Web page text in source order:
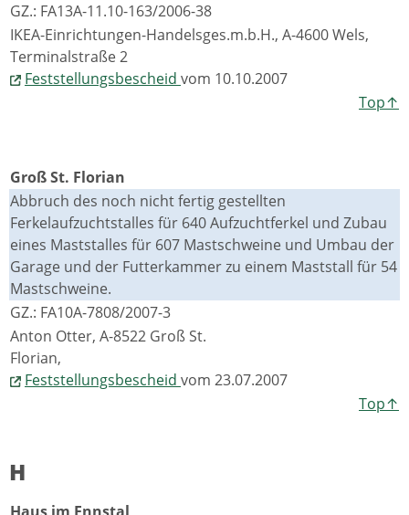
GZ.: FA13A-11.10-163/2006-38
IKEA-Einrichtungen-Handelsges.m.b.H., A-4600 Wels,
Terminalstraße 2
Feststellungsbescheid vom 10.10.2007
Top↑
Groß St. Florian
Abbruch des noch nicht fertig gestellten
Ferkelaufzuchtstalles für 640 Aufzuchtferkel und Zubau
eines Maststalles für 607 Mastschweine und Umbau der
Garage und der Futterkammer zu einem Maststall für 54
Mastschweine.
GZ.: FA10A-7808/2007-3
Anton Otter, A-8522 Groß St.
Florian,
Feststellungsbescheid vom 23.07.2007
Top↑
H